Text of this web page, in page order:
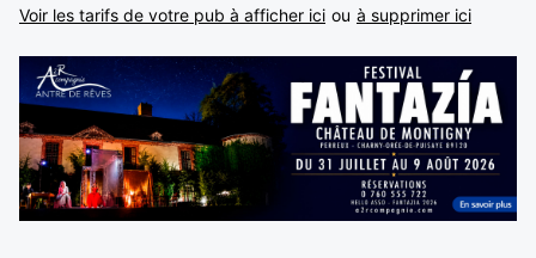
Voir les tarifs de votre pub à afficher ici ou à supprimer ici